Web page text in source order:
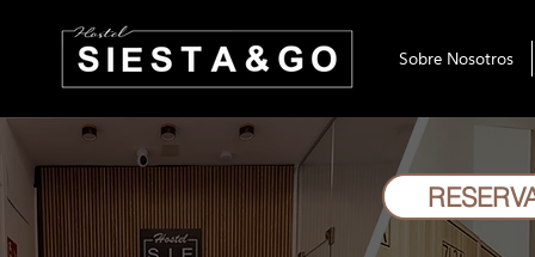
Sobre Nosotros